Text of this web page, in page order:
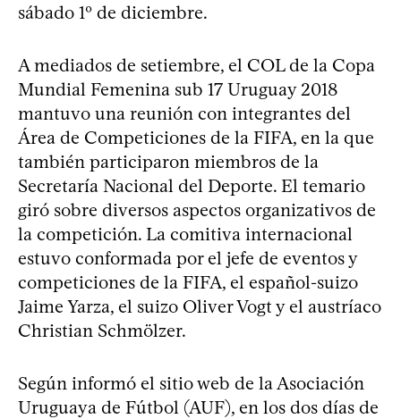
sábado 1º de diciembre.
A mediados de setiembre, el COL de la Copa
Mundial Femenina sub 17 Uruguay 2018
mantuvo una reunión con integrantes del
Área de Competiciones de la FIFA, en la que
también participaron miembros de la
Secretaría Nacional del Deporte. El temario
giró sobre diversos aspectos organizativos de
la competición. La comitiva internacional
estuvo conformada por el jefe de eventos y
competiciones de la FIFA, el español-suizo
Jaime Yarza, el suizo Oliver Vogt y el austríaco
Christian Schmölzer.
Según informó el sitio web de la Asociación
Uruguaya de Fútbol (AUF), en los dos días de